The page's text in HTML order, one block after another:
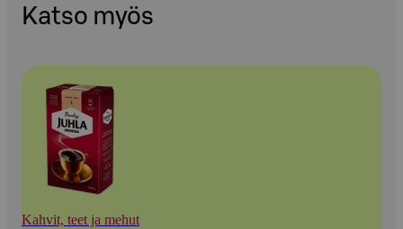
Katso myös
Kahvit, teet ja mehut